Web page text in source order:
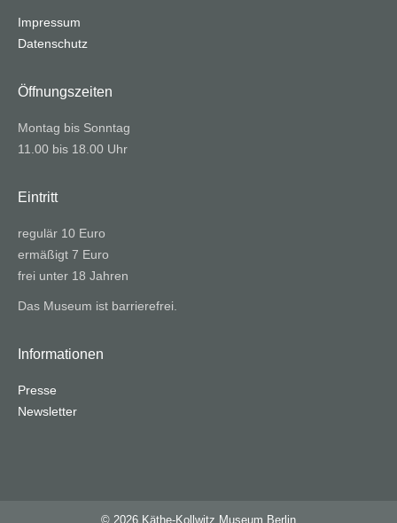
Impressum
Datenschutz
Öffnungszeiten
Montag bis Sonntag
11.00 bis 18.00 Uhr
Eintritt
regulär 10 Euro
ermäßigt 7 Euro
frei unter 18 Jahren
Das Museum ist barrierefrei.
Informationen
Presse
Newsletter
© 2026 Käthe-Kollwitz Museum Berlin